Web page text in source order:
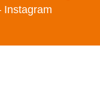
Instagram